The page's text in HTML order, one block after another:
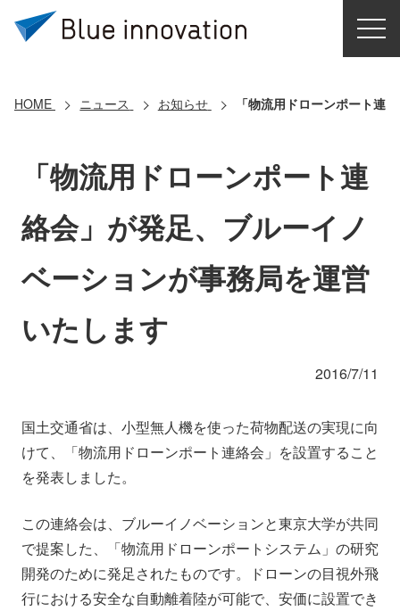
導入事例
コアテクノロジー
クラウドモビリティ研究所
会社情報 ニュース
採用情報
IR情報 English
HOME ニュース お知らせ 「物流用ドローンポート連
「物流用ドローンポート連
絡会」が発足、ブルーイノ
ベーションが事務局を運営
いたします
2016/7/11
国土交通省は、小型無人機を使った荷物配送の実現に向
けて、「物流用ドローンポート連絡会」を設置すること
を発表しました。
この連絡会は、ブルーイノベーションと東京大学が共同
で提案した、「物流用ドローンポートシステム」の研究
開発のために発足されたものです。ドローンの目視外飛
行における安全な自動離着陸が可能で、安価に設置でき